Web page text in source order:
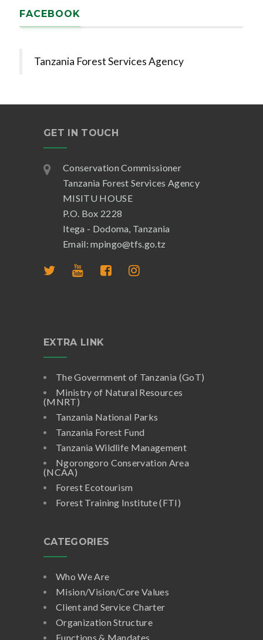
FACEBOOK
Tanzania Forest Services Agency
GET IN TOUCH
Conservation Commissioner
Tanzania Forest Services Agency
MISITU HOUSE
P.O. Box 2228
Itega - Dodoma, Tanzania
Email: mpingo@tfs.go.tz
EXTRA LINK
The Government of Tanzania (GoT)
Ministry of Natural Resources
(MNRT)
Tanzania National Parks
Tanzania Forest Fund
Tanzania Wildlife Management
Ngorongoro Conservation Area
(NCAA)
Forest Ecotourism
Forest Training Institute (FTI)
CATEGORIES
Who We Are
Mision/Vision/Core Values
Client and Service Charter
Organization Structure
Functions & Mandates